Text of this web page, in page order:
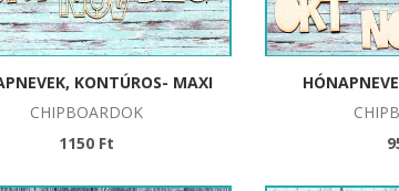
KONTÚROS- MAXI
CHIPBOARDOK
1150 Ft